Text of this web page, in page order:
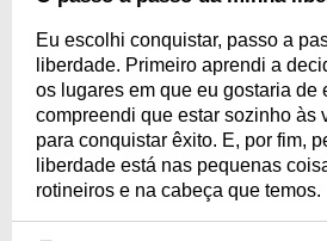
Eu escolhi conquistar, passo a
liberdade. Primeiro aprendi a
os lugares em que eu gostaria de
compreendi que estar sozinho às
para conquistar êxito. E, por fim,
liberdade está nas pequenas
rotineiros e na cabeça que temos.